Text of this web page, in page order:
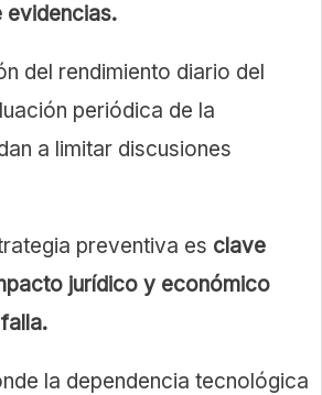
evidencias.
del rendimiento diario del
periódica de la
a limitar discusiones
preventiva es clave
jurídico y económico
la dependencia tecnológica